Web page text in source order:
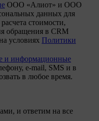
ООО «Алиот» и ООО
данных для
стоимости,
обращения в CRM
условиях Политики
и информационные
e-mail, SMS и в
в любое время.
и ответим на все